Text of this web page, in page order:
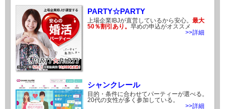
PARTY☆PARTY
上場企業IBJが直営しているから安心。 最大
50％割引あり。 早めの申込がオススメ
>>詳細
シャンクレール
目的・条件に合わせてパーティーが選べる。
20代の女性が多く参加している。
>>詳細